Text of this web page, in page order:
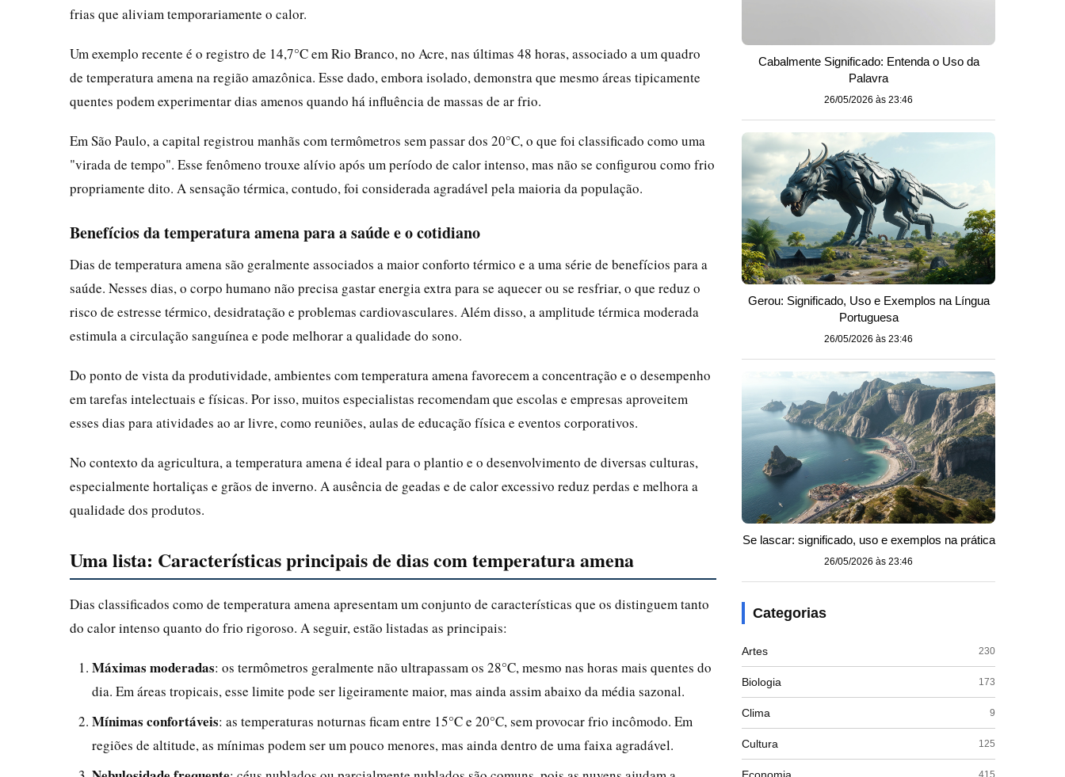
frias que aliviam temporariamente o calor.
Um exemplo recente é o registro de 14,7°C em Rio Branco, no Acre, nas últimas 48 horas, associado a um quadro
de temperatura amena na região amazônica. Esse dado, embora isolado, demonstra que mesmo áreas tipicamente
quentes podem experimentar dias amenos quando há influência de massas de ar frio.
Em São Paulo, a capital registrou manhãs com termômetros sem passar dos 20°C, o que foi classificado como uma
"virada de tempo". Esse fenômeno trouxe alívio após um período de calor intenso, mas não se configurou como frio
propriamente dito. A sensação térmica, contudo, foi considerada agradável pela maioria da população.
Benefícios da temperatura amena para a saúde e o cotidiano
Dias de temperatura amena são geralmente associados a maior conforto térmico e a uma série de benefícios para a
saúde. Nesses dias, o corpo humano não precisa gastar energia extra para se aquecer ou se resfriar, o que reduz o
risco de estresse térmico, desidratação e problemas cardiovasculares. Além disso, a amplitude térmica moderada
estimula a circulação sanguínea e pode melhorar a qualidade do sono.
Do ponto de vista da produtividade, ambientes com temperatura amena favorecem a concentração e o desempenho
em tarefas intelectuais e físicas. Por isso, muitos especialistas recomendam que escolas e empresas aproveitem
esses dias para atividades ao ar livre, como reuniões, aulas de educação física e eventos corporativos.
No contexto da agricultura, a temperatura amena é ideal para o plantio e o desenvolvimento de diversas culturas,
especialmente hortaliças e grãos de inverno. A ausência de geadas e de calor excessivo reduz perdas e melhora a
qualidade dos produtos.
Uma lista: Características principais de dias com temperatura amena
Dias classificados como de temperatura amena apresentam um conjunto de características que os distinguem tanto
do calor intenso quanto do frio rigoroso. A seguir, estão listadas as principais:
Máximas moderadas: os termômetros geralmente não ultrapassam os 28°C, mesmo nas horas mais quentes do
dia. Em áreas tropicais, esse limite pode ser ligeiramente maior, mas ainda assim abaixo da média sazonal.
Mínimas confortáveis: as temperaturas noturnas ficam entre 15°C e 20°C, sem provocar frio incômodo. Em
regiões de altitude, as mínimas podem ser um pouco menores, mas ainda dentro de uma faixa agradável.
Cabalmente Significado: Entenda o Uso da
Palavra
26/05/2026 às 23:46
Gerou: Significado, Uso e Exemplos na Língua
Portuguesa
26/05/2026 às 23:46
Se lascar: significado, uso e exemplos na prática
26/05/2026 às 23:46
Categorias
Artes 230
Biologia 173
Clima 9
Cultura 125
415